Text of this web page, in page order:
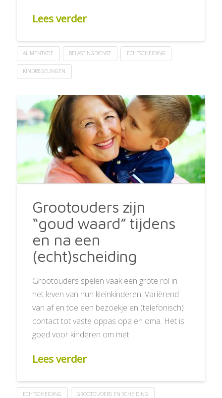
Lees verder
ALIMENTATIE BELASTINGDIENST ECHTSCHEIDING
KINDREGELINGEN
Grootouders zijn
“goud waard” tijdens
en na een
(echt)scheiding
Grootouders spelen vaak een grote rol in
het leven van hun kleinkinderen. Variërend
van af en toe een bezoekje en (telefonisch)
contact tot vaste oppas opa en oma. Het is
goed voor kinderen om met …
Lees verder
ECHTSCHEIDING GROOTOUDERS EN SCHEIDING